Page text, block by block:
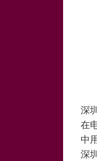
深
在
中
深